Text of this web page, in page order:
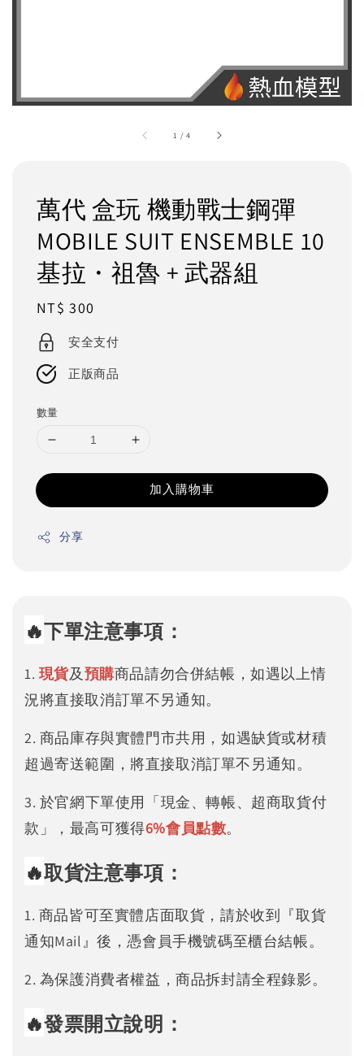
1 /4
萬代 盒玩 機動戰士鋼彈
MOBILE SUIT ENSEMBLE 10
基拉・祖魯 + 武器組
Regular
price
NT$ 300
安全支付
正版商品
數量
加入購物車
分享
🔥下單注意事項：
1. 現貨及預購商品請勿合併結帳，如遇以上情
況將直接取消訂單不另通知。
2. 商品庫存與實體門市共用，如遇缺貨或材積
超過寄送範圍，將直接取消訂單不另通知。
3. 於官網下單使用「現金、轉帳、超商取貨付
款」，最高可獲得6%會員點數。
🔥取貨注意事項：
1. 商品皆可至實體店面取貨，請於收到『取貨
通知Mail』後，憑會員手機號碼至櫃台結帳。
2. 為保護消費者權益，商品拆封請全程錄影。
🔥發票開立說明：